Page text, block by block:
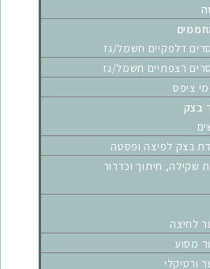
דלפקיים חשמל/גז
רצפתיים חשמל/גז
ציפס
בצק
בצק לפיצה ופסטה
שקילה, חיתוך וכדרור
לחיצה
מסוע
ורטיקלי